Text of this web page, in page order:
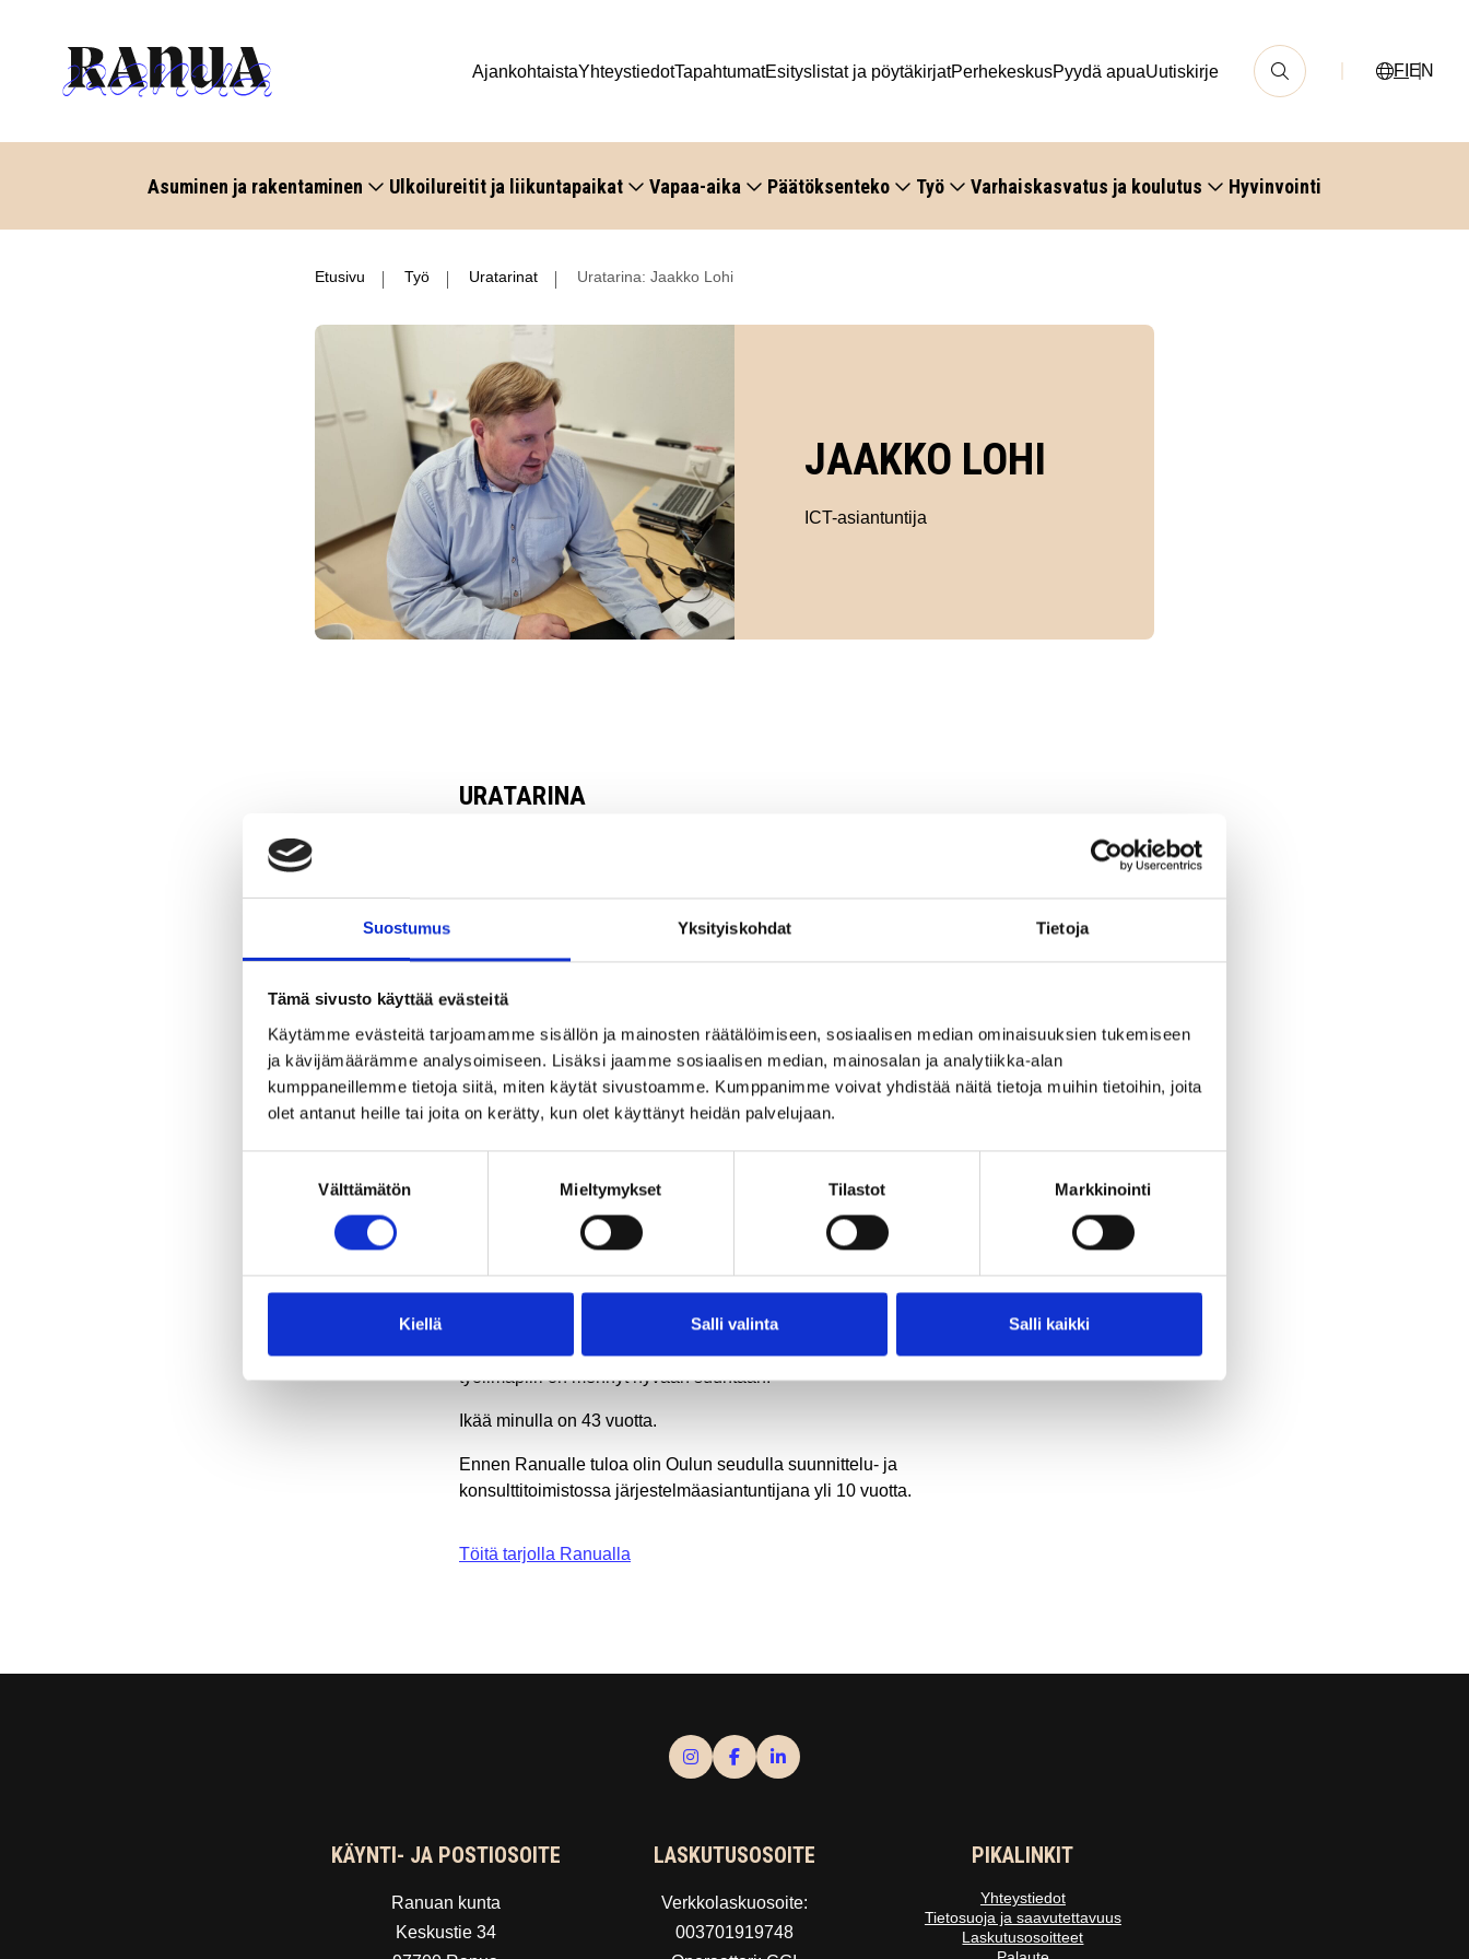
Suostumus Yksityiskohdat Tietoja
Tämä sivusto käyttää evästeitä
Käytämme evästeitä tarjoamamme sisällön ja mainosten räätälöimiseen, sosiaalisen median ominaisuuksien tukemiseen
ja kävijämäärämme analysoimiseen. Lisäksi jaamme sosiaalisen median, mainosalan ja analytiikka-alan
kumppaneillemme tietoja siitä, miten käytät sivustoamme. Kumppanimme voivat yhdistää näitä tietoja muihin tietoihin, joita
olet antanut heille tai joita on kerätty, kun olet käyttänyt heidän palvelujaan.
Välttämätön Mieltymykset Tilastot Markkinointi
Kiellä Salli valinta Salli kaikki
AjankohtaistaYhteystiedotTapahtumatEsityslistat ja pöytäkirjatPerhekeskusPyydä apuaUutiskirje FI EN
Asuminen ja rakentaminen Ulkoilureitit ja liikuntapaikat Vapaa-aika Päätöksenteko Työ Varhaiskasvatus ja koulutus Hyvinvointi
Etusivu Työ Uratarinat Uratarina: Jaakko Lohi
JAAKKO LOHI
ICT-asiantuntija
URATARINA
asiat, sekä loppukäyttäjien tukeminen.
En ole ollut kovin tarkka omien työtehtävien suhteen. Olen omilla
taidoillani pyrkinyt tekemään niitä töitä, joka ovat auttaneet työnantajaa.
Asiantuntijaroolissa työtehtävät ovat todella monipuolisia ja minusta on
mukava olla edistämässä kunnan digitalisaatiota monesta
näkökulmasta
Pidän työni monipuolisuudesta, vaikka se joskus voi vaikeuttaa
keskittymistä aikaa vieviin ongelmanratkaisuihin. Olen pitänyt myös
Olen valmistunut Seinäjoen ammattikorkeakoulusta
tietokonepainotteisen automaatiotekniikan eli mekatroniikan
koulutusohjelmasta ja koulutukseltani olen insinööri.
Olen ollut tässä työssä kahdeksatta vuotta. Mielestäni kunta on viime
aikoina onnistunut saamaan töihin hyviä persoonia ja sitä kautta
työilmapiiri on mennyt hyvään suuntaan.
Ikää minulla on 43 vuotta.
Ennen Ranualle tuloa olin Oulun seudulla suunnittelu- ja
konsulttitoimistossa järjestelmäasiantuntijana yli 10 vuotta.
Töitä tarjolla Ranualla
KÄYNTI- JA POSTIOSOITE
Ranuan kunta
Keskustie 34
LASKUTUSOSOITE
Verkkolaskuosoite:
003701919748
PIKALINKIT
Yhteystiedot
Tietosuoja ja saavutettavuus
Laskutusosoitteet